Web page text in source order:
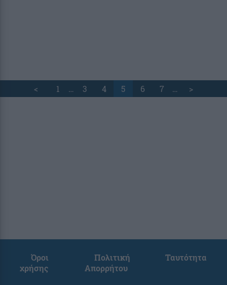
< 1 … 3 4 5 6 7 … >
Όροι
χρήσης
Πολιτική
Απορρήτου
Ταυτότητα